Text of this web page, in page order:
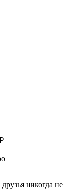
никогда не